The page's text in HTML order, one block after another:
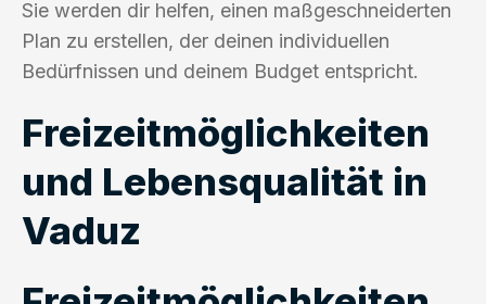
Sie werden dir helfen, einen maßgeschneiderten
Plan zu erstellen, der deinen individuellen
Bedürfnissen und deinem Budget entspricht.
Freizeitmöglichkeiten
und Lebensqualität in
Vaduz